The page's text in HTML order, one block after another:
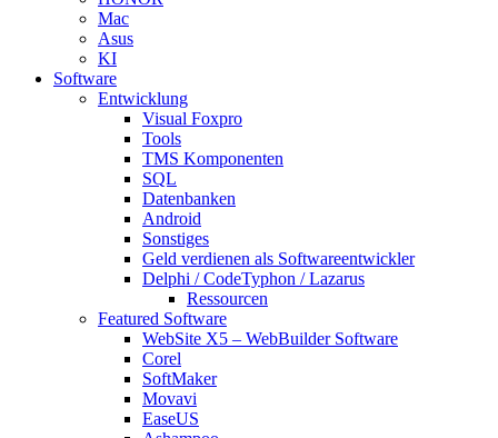
Mac
Asus
KI
Software
Entwicklung
Visual Foxpro
Tools
TMS Komponenten
SQL
Datenbanken
Android
Sonstiges
Geld verdienen als Softwareentwickler
Delphi / CodeTyphon / Lazarus
Ressourcen
Featured Software
WebSite X5 – WebBuilder Software
Corel
SoftMaker
Movavi
EaseUS